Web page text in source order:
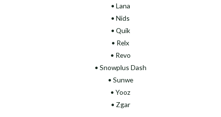
• Lana
• Nids
• Quik
• Relx
• Revo
• Snowplus Dash
• Sunwe
• Yooz
• Zgar